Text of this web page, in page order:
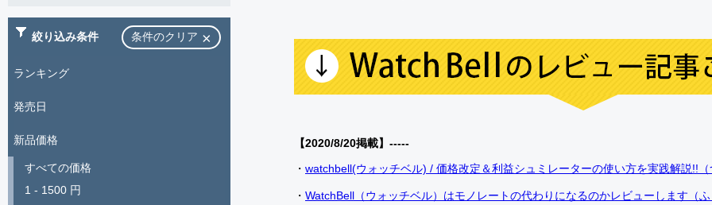
【2020/8/20掲載】-----
・ watchbell(ウォッチベル) / 価格改定＆利益シュミレーターの使い方を実践解説!!
・ WatchBell（ウォッチベル）はモノレートの代わりになるのかレビューします（
絞り込み条件 条件のクリア
ランキング
発売日
新品価格
すべての価格
1 - 1500 円